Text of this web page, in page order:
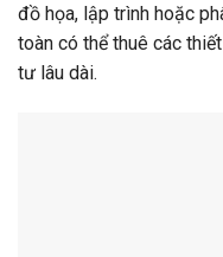
đồ họa, lập trình hoặc
toàn có thể thuê các
tư lâu dài.